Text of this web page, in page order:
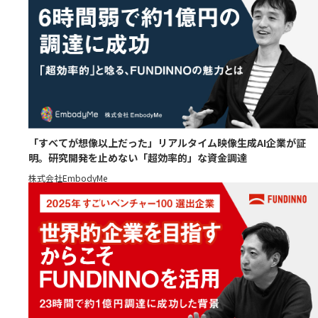
「すべてが想像以上だった」リアルタイム映像生成AI企業が証
明。研究開発を止めない「超効率的」な資金調達
株式会社EmbodyMe